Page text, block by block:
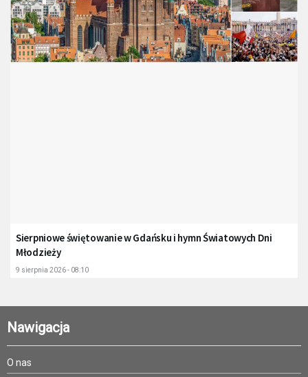
Sierpniowe świętowanie w Gdańsku i hymn Światowych Dni
Młodzieży
9 sierpnia 2026 - 08:10
Nawigacja
O nas